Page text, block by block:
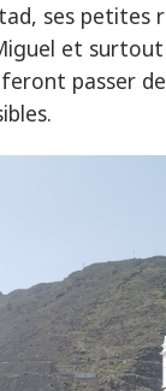
ses petites
et surtout
passer